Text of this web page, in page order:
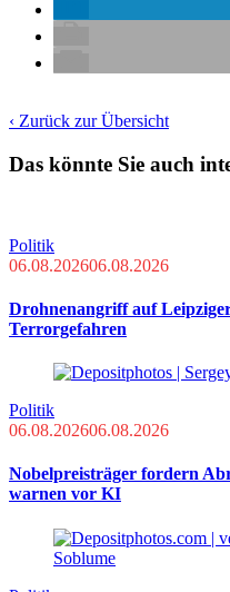
‹ Zurück zur Übersicht
Das könnte Sie auch
Politik
06.08.202606.08.2026
Drohnenangriff auf
Terrorgefahren
Politik
06.08.202606.08.2026
Nobelpreisträger fordern
warnen vor KI